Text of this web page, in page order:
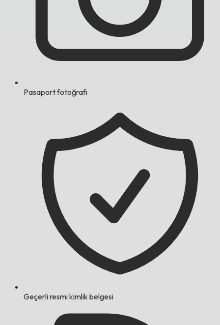
Pasaport fotoğrafı
Geçerli resmi kimlik belgesi